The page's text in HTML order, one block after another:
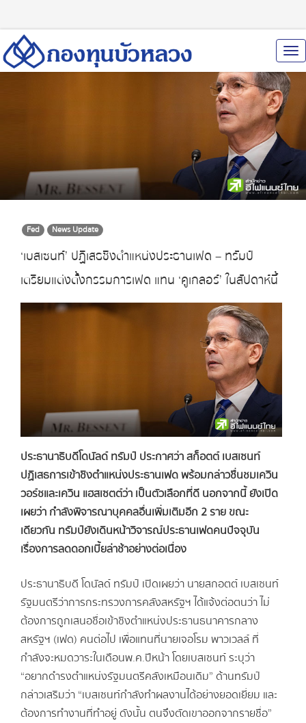
Fed News Update
‘เบสเซนท์’ ปฏิเสธชิงตำแหน่งประธานเฟด – ทรัมป์
เตรียมแต่งตั้งกรรมการเฟด แทน ‘คูเกลอร์’ ในสัปดาห์นี้
ประธานาธิบดีโดนัลด์ ทรัมป์ ประกาศว่า สก็อตต์ เบสเซนท์
ปฏิเสธการเข้าชิงตำแหน่งประธานเฟด พร้อมกล่าวชื่นชมเควิน
วอร์ชและเควิน แฮสเซตต์ว่า เป็นตัวเลือกที่ดี นอกจากนี้ ยังเปิด
เผยว่า กำลังพิจารณาบุคคลอื่นเพิ่มเติมอีก 2 ราย ขณะ
เดียวกัน ทรัมป์ยังเดินหน้าวิจารณ์ประธานเฟดคนปัจจุบัน
เรื่องการลดดอกเบี้ยล่าช้าอย่างต่อเนื่อง
ประธานาธิบดี โดนัลด์ ทรัมป์ เปิดเผยว่า นายสกอตต์ เบสเซนท์
รัฐมนตรีว่าการกระทรวงการคลังสหรัฐฯ ได้แจ้งต่อตนว่า ไม่
ต้องการถูกเสนอชื่อเข้าชิงตำแหน่งประธานธนาคารกลาง
สหรัฐฯ (เฟด) คนต่อไป เพื่อแทนที่นายเจอโรม พาวเวลล์ ที่
กำลังจะหมดวาระในเดือนพ.ค.ปีหน้า โดยเบสเซนท์ ระบุว่า
“อยากดำรงตำแหน่งรัฐมนตรีคลังเหมือนเดิม” ด้านทรัมป์
กล่าวเสริมว่า “เบสเซนท์กำลังทำผลงานได้อย่างยอดเยี่ยม และ
ต้องการทำงานที่ทำอยู่ ดังนั้น ตนจึงตัดเขาออกจากรายชื่อ”